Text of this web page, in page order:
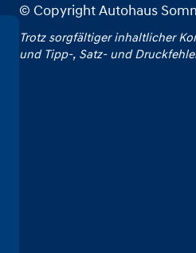
© Copyright Autohaus
Trotz sorgfältiger inhaltlicher
und Tipp‑, Satz‑ und